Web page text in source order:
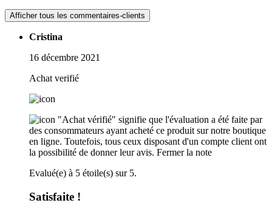
Afficher tous les commentaires-clients
Cristina
16 décembre 2021
Achat verifié
"Achat vérifié" signifie que l'évaluation a été faite par
des consommateurs ayant acheté ce produit sur notre boutique
en ligne. Toutefois, tous ceux disposant d'un compte client ont
la possibilité de donner leur avis. Fermer la note
Evalué(e) à 5 étoile(s) sur 5.
Satisfaite !